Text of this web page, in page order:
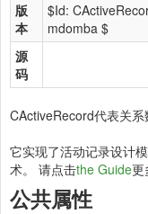
版
本
$Id:
mdomba $
源
码
CActiveRecord代表关系
它实现了活动记录设计
术。 请点击the Guide更
公共属性